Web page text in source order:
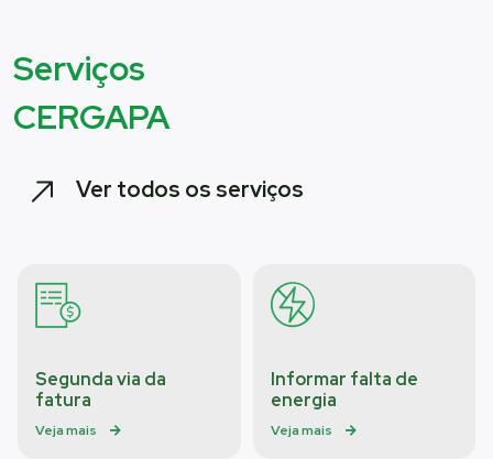
Serviços
CERGAPA
Ver todos os serviços
Segunda via da
fatura
Veja mais
Informar falta de
energia
Veja mais